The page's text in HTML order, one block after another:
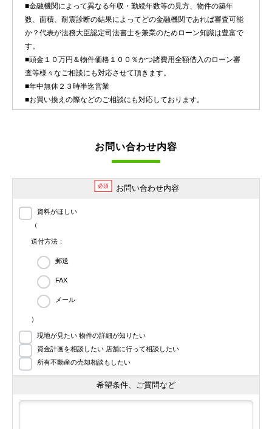
■金融機関によって異なる年収・勤続年数等の見方、物件の築年
数、面積、耐震診断の結果によってどの金融機関であれば審査可能
か？代表が法務大臣認定司法書士を兼業のためローン知識は豊富で
す。
■頭金１０万円＆物件価格１００％かつ諸費用全額借入のローン審
査等様々なご相談にも対応させて頂きます。
■年中無休２３時半迄営業
■お買い換えの際などのご相談にも対応しております。
お問い合わせ内容
必須 お問い合わせ内容
資料がほしい
（
送付方法：
郵送
FAX
メール
）
現地が見たい 物件の詳細が知りたい
資金計画を相談したい 店舗に行って相談したい
所有不動産の売却相談もしたい
希望条件、ご質問など